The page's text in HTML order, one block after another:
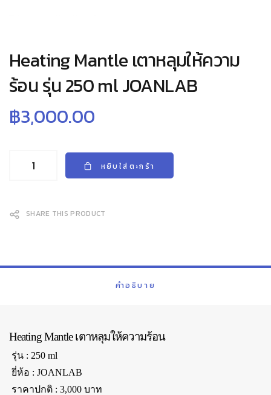
Heating Mantle เตาหลุมให้ความ
ร้อน รุ่น 250 ml JOANLAB
฿3,000.00
หยิบใส่ตะกร้า
SHARE THIS PRODUCT
คำอธิบาย
Heating Mantle เตาหลุมให้ความร้อน
รุ่น : 250 ml
ยี่ห้อ : JOANLAB
ราคาปกติ : 3,000 บาท